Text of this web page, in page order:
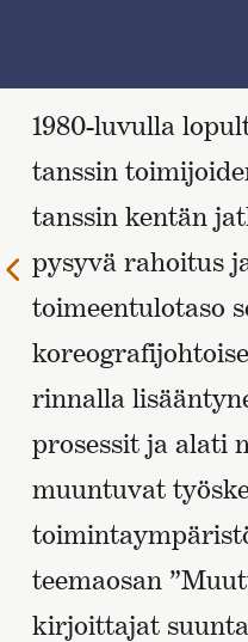
1980-luvulla
tanssin
tanssin kentän
pysyvä rahoitus
toimeentulotaso
rinnalla
prosessit ja alati
muuntuvat
teemaosan
kirjoittajat
Edellinen
sivu